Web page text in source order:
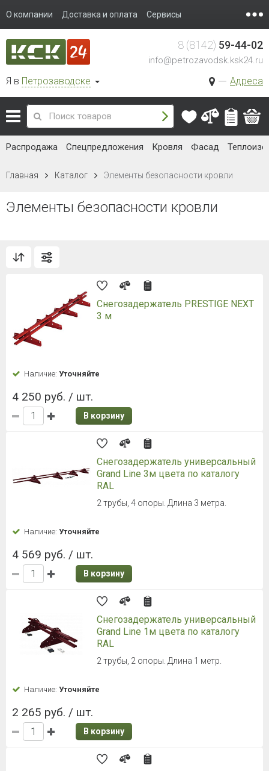
О компании Доставка и оплата Сервисы
Я в Петрозаводске Адреса
8 (8142) 59-44-02
info@petrozavodsk.ksk24.ru
Распродажа Спецпредложения Кровля Фасад
Главная Каталог Элементы безопасности кровли
Элементы безопасности кровли
Снегозадержатель PRESTIGE NEXT
3 м
Наличие: Уточняйте
4 250 руб. / шт.
В корзину
Снегозадержатель универсальный
Grand Line 3м цвета по каталогу
RAL
2 трубы, 4 опоры. Длина 3 метра.
Наличие: Уточняйте
4 569 руб. / шт.
В корзину
Снегозадержатель универсальный
Grand Line 1м цвета по каталогу
RAL
2 трубы, 2 опоры. Длина 1 метр.
Наличие: Уточняйте
2 265 руб. / шт.
В корзину